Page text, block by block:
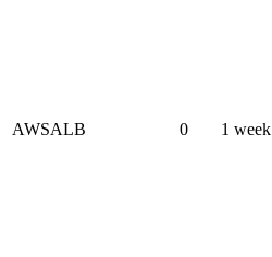
AWSALB 0 1 week